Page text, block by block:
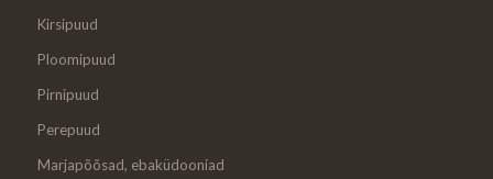
Kirsipuud
Ploomipuud
Pirnipuud
Perepuud
Marjapõõsad, ebaküdooniad